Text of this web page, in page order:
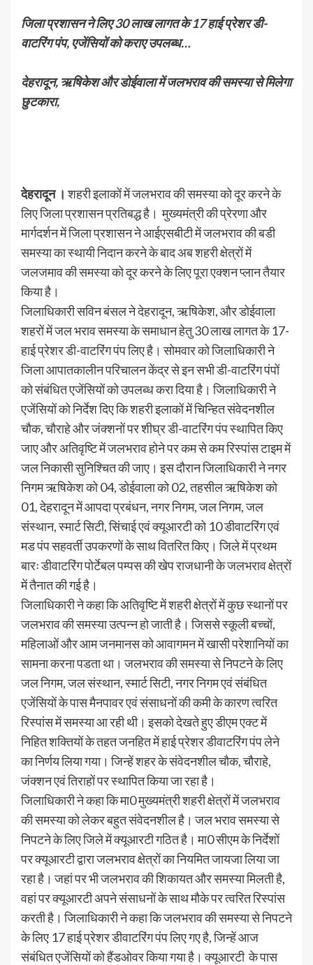
जिला प्रशासन ने लिए 30 लाख लागत के 17 हाई प्रेशर डी-
वाटरिंग पंप, एजेंसियों को कराए उपलब्ध…
देहरादून, ऋषिकेश और डोईवाला में जलभराव की समस्या से मिलेगा
छुटकारा,
देहरादून ।शहरी इलाकों में जलभराव की समस्या को दूर करने के
लिए जिला प्रशासन प्रतिबद्ध है। मुख्यमंत्री की प्रेरणा और
मार्गदर्शन में जिला प्रशासन ने आईएसबीटी में जलभराव की बडी
समस्या का स्थायी निदान करने के बाद अब शहरी क्षेत्रों में
जलजमाव की समस्या को दूर करने के लिए पूरा एक्शन प्लान तैयार
किया है।
जिलाधिकारी सविन बंसल ने देहरादून, ऋषिकेश, और डोईवाला
शहरों में जल भराव समस्या के समाधान हेतु 30 लाख लागत के 17-
हाई प्रेशर डी-वाटरिंग पंप लिए है। सोमवार को जिलाधिकारी ने
जिला आपातकालीन परिचालन केंद्र से इन सभी डी-वाटरिंग पंपों
को संबंधित एजेंसियों को उपलब्ध करा दिया है। जिलाधिकारी ने
एजेंसियों को निर्देश दिए कि शहरी इलाकों में चिन्हित संवेदनशील
चौक, चौराहे और जंक्शनों पर शीघ्र डी-वाटरिंग पंप स्थापित किए
जाए और अतिवृष्टि में जलभराव होने पर कम से कम रिस्पांस टाइम में
जल निकासी सुनिश्चित की जाए। इस दौरान जिलाधिकारी ने नगर
निगम ऋषिकेश को 04, डोईवाला को 02, तहसील ऋषिकेश को
01, देहरादून में आपदा प्रबंधन, नगर निगम, जल निगम, जल
संस्थान, स्मार्ट सिटी, सिंचाई एवं क्यूआरटी को 10 डीवाटरिंग एवं
मड पंप सहवर्ती उपकरणों के साथ वितरित किए। जिले में प्रथम
बारः डीवाटरिंग पोर्टेबल पम्पस की खेप राजधानी के जलभराव क्षेत्रों
में तैनात की गई है।
जिलाधिकारी ने कहा कि अतिवृष्टि में शहरी क्षेत्रों में कुछ स्थानों पर
जलभराव की समस्या उत्पन्न हो जाती है। जिससे स्कूली बच्चों,
महिलाओं और आम जनमानस को आवागमन में खासी परेशानियों का
सामना करना पडता था। जलभराव की समस्या से निपटने के लिए
जल निगम, जल संस्थान, स्मार्ट सिटी, नगर निगम एवं संबंधित
एजेंसियों के पास मैनपावर एवं संसाधनों की कमी के कारण त्वरित
रिस्पांस में समस्या आ रही थी। इसको देखते हुए डीएम एक्ट में
निहित शक्तियों के तहत जनहित में हाई प्रेशर डीवाटरिंग पंप लेने
का निर्णय लिया गया। जिन्हें शहर के संवेदनशील चौक, चौराहे,
जंक्शन एवं तिराहों पर स्थापित किया जा रहा है।
जिलाधिकारी ने कहा कि मा0 मुख्यमंत्री शहरी क्षेत्रों में जलभराव
की समस्या को लेकर बहुत संवेदनशील है। जल भराव समस्या से
निपटने के लिए जिले में क्यूआरटी गठित है। मा0 सीएम के निर्देशों
पर क्यूआरटी द्वारा जलभराव क्षेत्रों का नियमित जायजा लिया जा
रहा है। जहां पर भी जलभराव की शिकायत और समस्या मिलती है,
वहां पर क्यूआरटी अपने संसाधनों के साथ मौके पर त्वरित रिस्पांस
करती है। जिलाधिकारी ने कहा कि जलभराव की समस्या से निपटने
के लिए 17 हाई प्रेशर डीवाटरिंग पंप लिए गए है, जिन्हें आज
संबंधित एजेंसियों को हैंडओवर किया गया है। क्यूआरटी के पास